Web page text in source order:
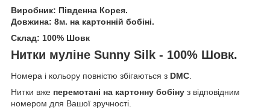
Виробник: Південна Корея.
Довжина: 8м. на картонній бобіні.
Склад: 100% Шовк
Нитки муліне Sunny Silk - 100% Шовк.
Номера і кольору повністю збігаються з DMC.
Нитки вже перемотані на картонну бобіну з відповідним
номером для Вашої зручності.